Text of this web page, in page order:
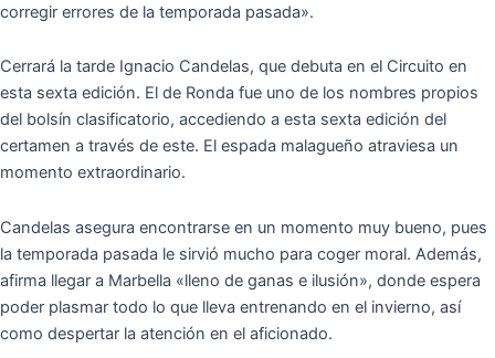
corregir errores de la temporada pasada».
Cerrará la tarde Ignacio Candelas, que debuta en el Circuito en
esta sexta edición. El de Ronda fue uno de los nombres propios
del bolsín clasificatorio, accediendo a esta sexta edición del
certamen a través de este. El espada malagueño atraviesa un
momento extraordinario.
Candelas asegura encontrarse en un momento muy bueno, pues
la temporada pasada le sirvió mucho para coger moral. Además,
afirma llegar a Marbella «lleno de ganas e ilusión», donde espera
poder plasmar todo lo que lleva entrenando en el invierno, así
como despertar la atención en el aficionado.